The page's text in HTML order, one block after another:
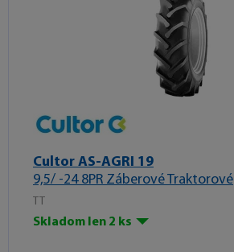
Cultor AS-AGRI 19
9,5/ -24 8PR Záberové Traktorové
TT
Skladom len 2 ks